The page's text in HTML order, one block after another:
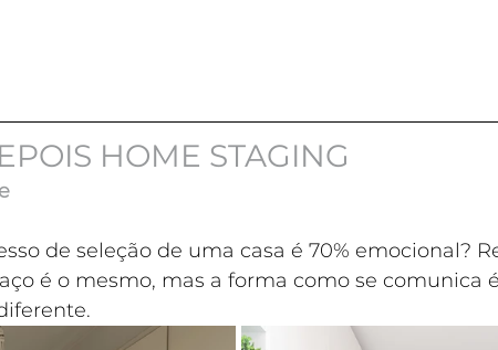
HOME STAGING
de seleção de uma casa é 70% emocional?
é o mesmo, mas a forma como se comunica é